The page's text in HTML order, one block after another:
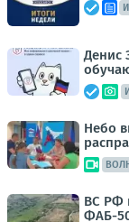
Денис
Небо
ВС РФ
ФАБ-